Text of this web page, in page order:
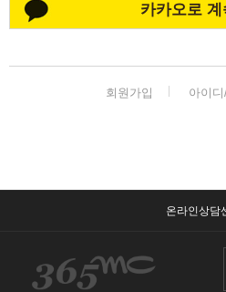
카카오로 계
회원가입 아이
온라인상담